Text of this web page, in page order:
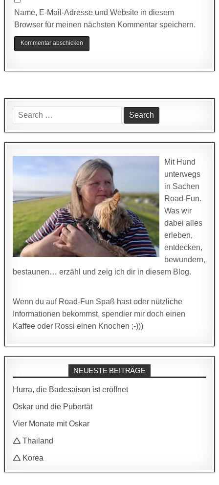
Name, E-Mail-Adresse und Website in diesem
Browser für meinen nächsten Kommentar speichern.
Search
for:
Mit Hund
unterwegs
in Sachen
Road-Fun.
Was wir
dabei alles
erleben,
entdecken,
bewundern,
bestaunen… erzähl und zeig ich dir in diesem Blog.
Wenn du auf Road-Fun Spaß hast oder nützliche
Informationen bekommst, spendier mir doch einen
Kaffee oder Rossi einen Knochen ;-)))
NEUESTE BEITRÄGE
Hurra, die Badesaison ist eröffnet
Oskar und die Pubertät
Vier Monate mit Oskar
🛆 Thailand
🛆 Korea